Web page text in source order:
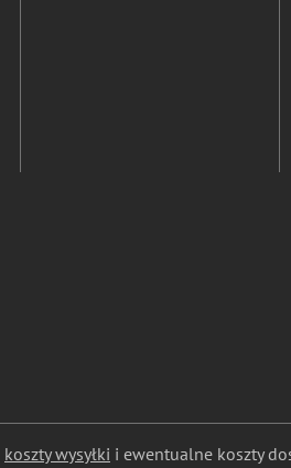
koszty wysyłki i ewentualne koszty